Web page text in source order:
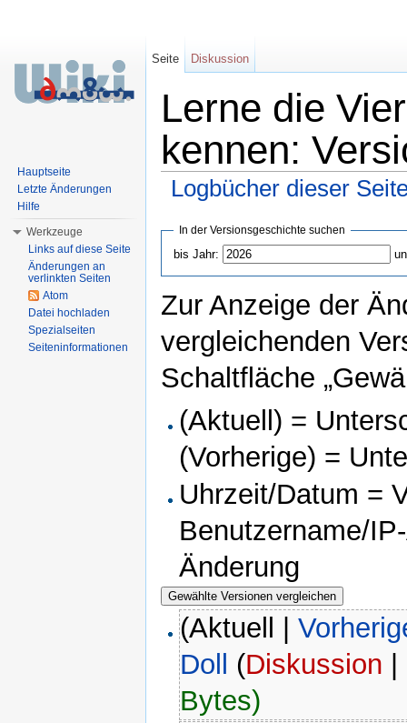
Lerne die
kennen:
Logbücher dieser
In der Versionsgeschichte suchen
bis Jahr:
Zur Anzeige der
vergleichenden
Schaltfläche
(Aktuell) =
(Vorherige) =
Uhrzeit/Datum =
Benutzername/
Änderung
(Aktuell |
Doll
(Diskussion
Bytes)
Seite Diskussion
Hauptseite
Letzte Änderungen
Hilfe
Werkzeuge
Links auf diese Seite
Änderungen an
verlinkten Seiten
Atom
Datei hochladen
Spezialseiten
Seiteninformationen